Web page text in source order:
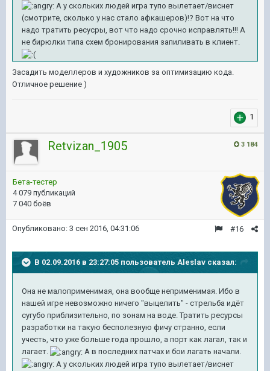
А у скольких людей игра тупо вылетает/виснет
(смотрите, сколько у нас стало афкашеров)!? Вот на что
надо тратить ресусры, вот что надо срочно исправлять!!! А
не бирюлки типа схем бронирования запиливать в клиент.
Засадить моделлеров и художников за оптимизацию кода.
Отличное решение )
1
3 184
Retvizan_1905
Бета-тестер
4 079 публикаций
7 040 боёв
#16
Опубликовано: 3 сен 2016, 04:31:06
В 02.09.2016 в 23:27:05 пользователь Aleslav сказал:
Она не малоприменимая, она вообще неприменимая. Ибо в
нашей игре невозможно ничего "выцелить" - стрельба идёт
сугубо приблизительно, по зонам на воде. Тратить ресурсы
разработки на такую бесполезную фичу странно, если
учесть, что уже больше года прошло, а порт как лагал, так и
лагает.
А в последних патчах и бои лагать начали.
А у скольких людей игра тупо вылетает/виснет